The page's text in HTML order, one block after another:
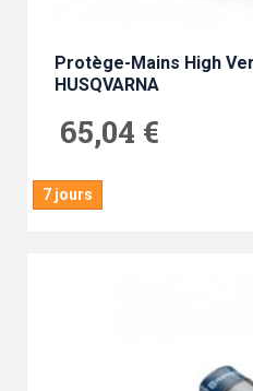
Protège-Mains High
HUSQVARNA
65,04 €
7 jours